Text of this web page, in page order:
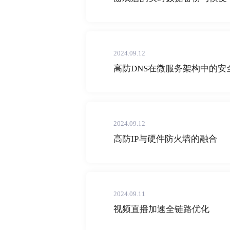
2024.09.12
高防DNS在微服务架构中的安
2024.09.12
高防IP与硬件防火墙的融合
2024.09.11
视频直播加速全链路优化